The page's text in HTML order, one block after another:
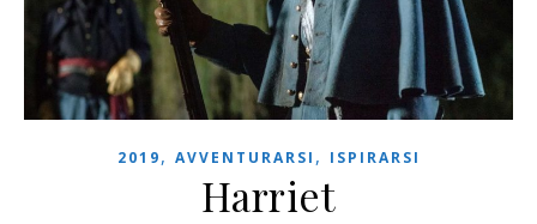
2019, AVVENTURARSI , ISPIRARSI
Harriet